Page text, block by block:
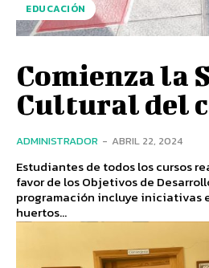
EDUCACIÓN
Comienza la
Cultural del
ADMINISTRADOR - ABRIL 22, 2024
Estudiantes de todos los cursos
favor de los Objetivos de
programación incluye iniciativas
huertos...